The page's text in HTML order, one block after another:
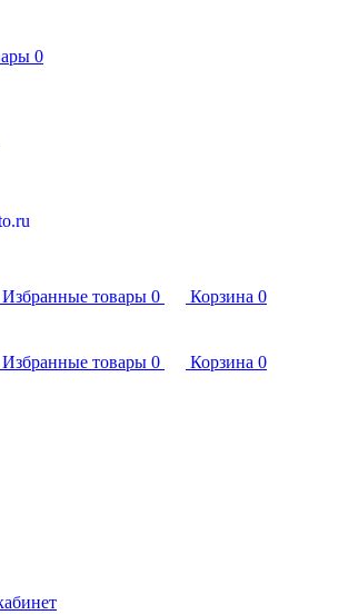
0
Избранные товары 0 Корзина 0
Избранные товары 0 Корзина 0